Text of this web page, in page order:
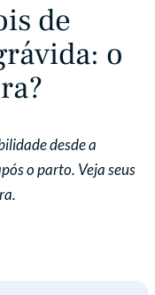
de
o
desde a
o parto. Veja seus